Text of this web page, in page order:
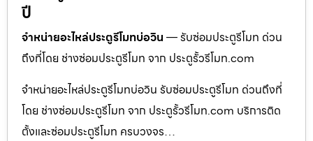
ปี
จำหน่ายอะไหล่ประตูรีโมทบ่อวิน — รับซ่อมประตูรีโมท ด่วน
ถึงที่โดย ช่างซ่อมประตูรีโมท จาก ประตูรั้วรีโมท.com
จำหน่ายอะไหล่ประตูรีโมทบ่อวิน รับซ่อมประตูรีโมท ด่วนถึงที่
โดย ช่างซ่อมประตูรีโมท จาก ประตูรั้วรีโมท.com บริการติด
ตั้งและซ่อมประตูรีโมท ครบวงจร…